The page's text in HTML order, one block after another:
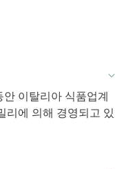
이탈리아 식품업계
리에 의해 경영되고 있